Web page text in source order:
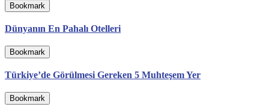
Bookmark
Dünyanın En Pahalı Otelleri
Bookmark
Türkiye’de Görülmesi Gereken 5 Muhteşem Yer
Bookmark